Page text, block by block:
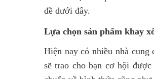
đề dưới đây.
Lựa chọn sản phẩm khay
Hiện nay có nhiều nhà
sẽ trao cho bạn cơ hội